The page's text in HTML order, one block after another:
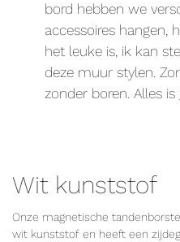
bord hebben we
accessoires hangen,
het leuke is, ik kan
deze muur stylen.
zonder boren. Alles
Wit kunststof
Onze magnetische
wit kunststof en heeft een